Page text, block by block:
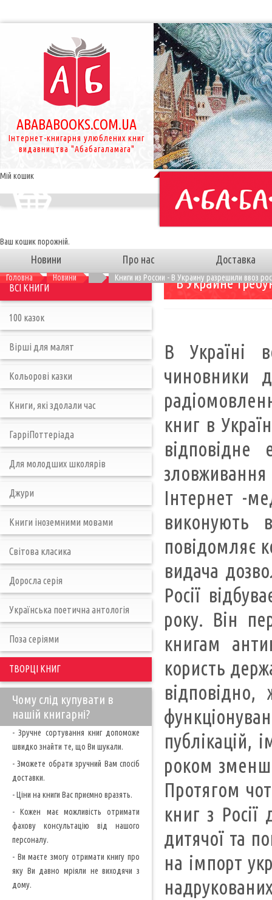
ABABABOOKS.COM.UA
Інтернет-книгарня улюблених книг
видавництва "Абабагаламага"
Мій кошик
Ваш кошик порожній.
Новини Про нас Доставка
Головна Новини Книги из России - В Украину разрешили ввоз
В Украине
В Україні
чиновники
книг в
Інтернет -
виконують
повідомляє
видача
Росії
року. Він
книгам
користь
публікацій,
роком
Протягом
книг з
дитячої та
на імпорт
ВСІ КНИГИ
100 казок
Вірші для малят
Кольорові казки
Книги, які здолали час
ГарріПоттеріада
Для молодших школярів
Джури
Книги іноземними мовами
Світова класика
Доросла серія
Українська поетична антологія
Поза серіями
ТВОРЦІ КНИГ
Чому слід купувати в
нашій книгарні?
- Зручне сортування книг допоможе
швидко знайти те, що Ви шукали.
- Зможете обрати зручний Вам спосіб
доставки.
- Ціни на книги Вас приємно вразять.
- Кожен має можливість отримати
фахову консультацію від нашого
персоналу.
- Ви маєте змогу отримати книгу про
яку Ви давно мріяли не виходячи з
дому.